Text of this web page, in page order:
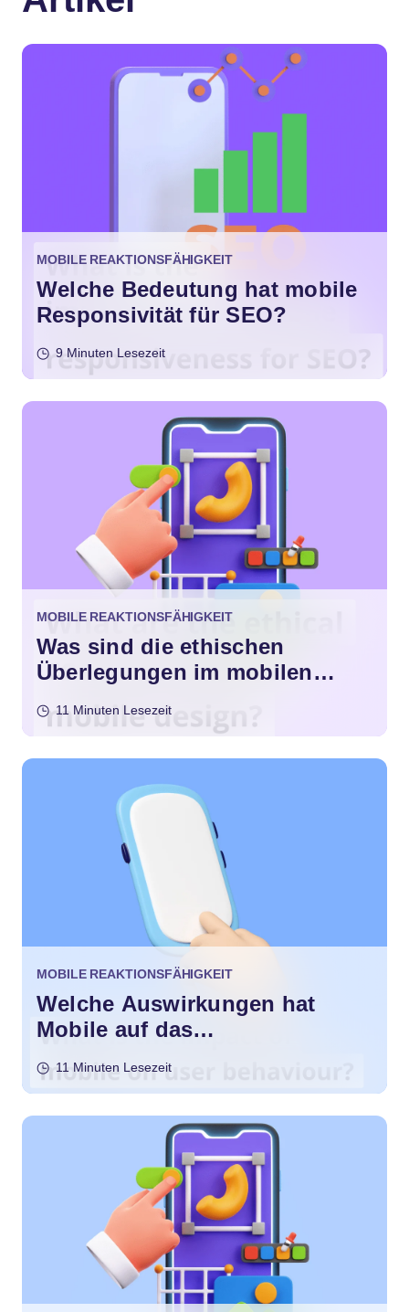
MOBILE REAKTIONSFÄHIGKEIT
Welche Bedeutung hat mobile
Responsivität für SEO?
9 Minuten Lesezeit
MOBILE REAKTIONSFÄHIGKEIT
Was sind die ethischen
Überlegungen im mobilen
11 Minuten Lesezeit
MOBILE REAKTIONSFÄHIGKEIT
Welche Auswirkungen hat
Mobile auf das
11 Minuten Lesezeit